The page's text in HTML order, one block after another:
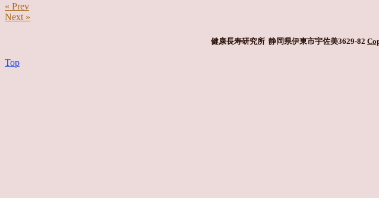
« Prev
Next »
健康長寿研究所 静岡県伊東市宇佐美3629-82
Top